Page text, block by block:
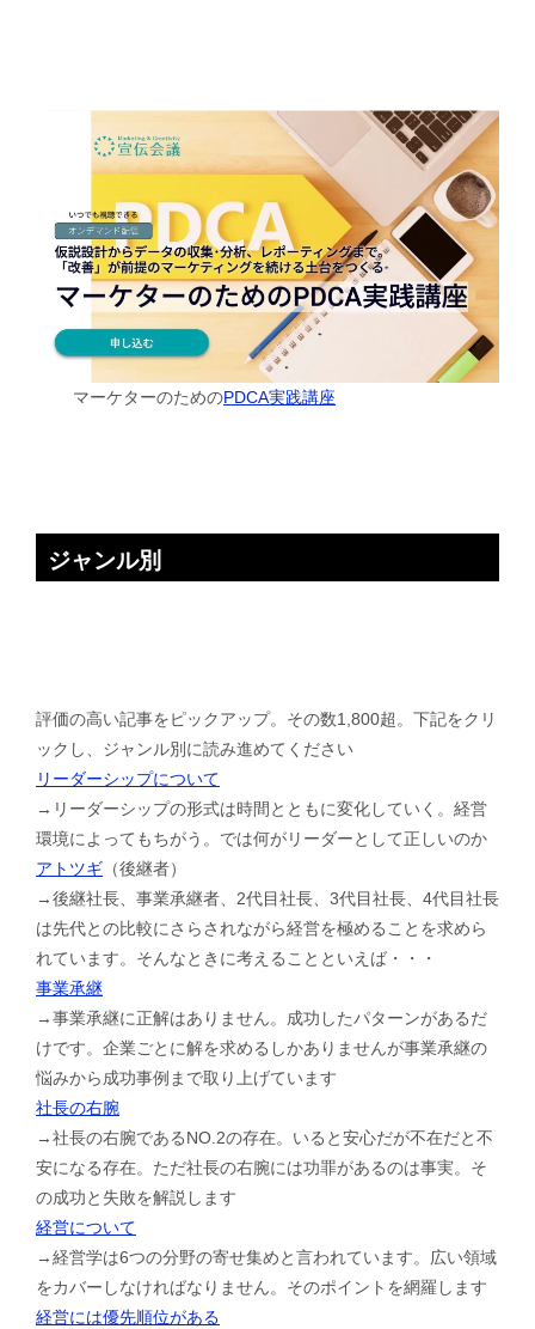
マーケターのためのPDCA実践講座
ジャンル別
評価の高い記事をピックアップ。その数1,800超。下記をクリ
ックし、ジャンル別に読み進めてください
リーダーシップについて
→リーダーシップの形式は時間とともに変化していく。経営
環境によってもちがう。では何がリーダーとして正しいのか
アトツギ （後継者）
→後継社長、事業承継者、2代目社長、3代目社長、4代目社長
は先代との比較にさらされながら経営を極めることを求めら
れています。そんなときに考えることといえば・・・
事業承継
→事業承継に正解はありません。成功したパターンがあるだ
けです。企業ごとに解を求めるしかありませんが事業承継の
悩みから成功事例まで取り上げています
社長の右腕
→社長の右腕であるNO.2の存在。いると安心だが不在だと不
安になる存在。ただ社長の右腕には功罪があるのは事実。そ
の成功と失敗を解説します
経営について
→経営学は6つの分野の寄せ集めと言われています。広い領域
をカバーしなければなりません。そのポイントを網羅します
経営には優先順位がある